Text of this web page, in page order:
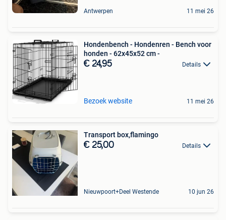
Antwerpen 11 mei 26
Hondenbench - Hondenren - Bench voor
honden - 62x45x52 cm -
€ 24,95 Details
Bezoek website 11 mei 26
Transport box,flamingo
€ 25,00 Details
Nieuwpoort+Deel Westende 10 jun 26